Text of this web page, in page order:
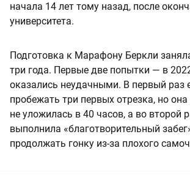
начала 14 лет тому назад, после
университета.
Подготовка к Марафону Беркли
три года. Первые две попытки — в
оказались неудачными. В первый раз
пробежать три первых отрезка, но
не уложилась в 40 часов, а во второй
выполнила «благотворительный
продолжать гонку из-за плохого